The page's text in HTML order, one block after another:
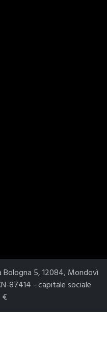
5, 12084, Mondovì
87414 - capitale sociale
€